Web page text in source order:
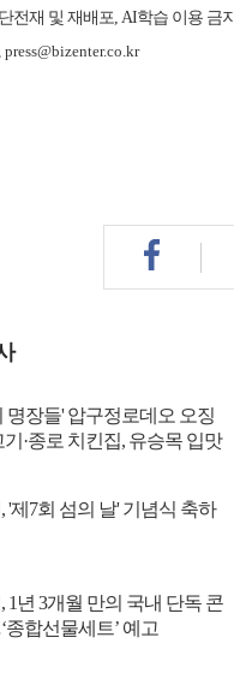
전재 및 재배포, AI학습 이용 금지
press@bizenter.co.kr
명장들' 압구정로데오 오징
기·종로 치킨집, 유승목 입맛
'제7회 섬의 날' 기념식 축하
1년 3개월 만의 국내 단독 콘
합선물세트’ 예고